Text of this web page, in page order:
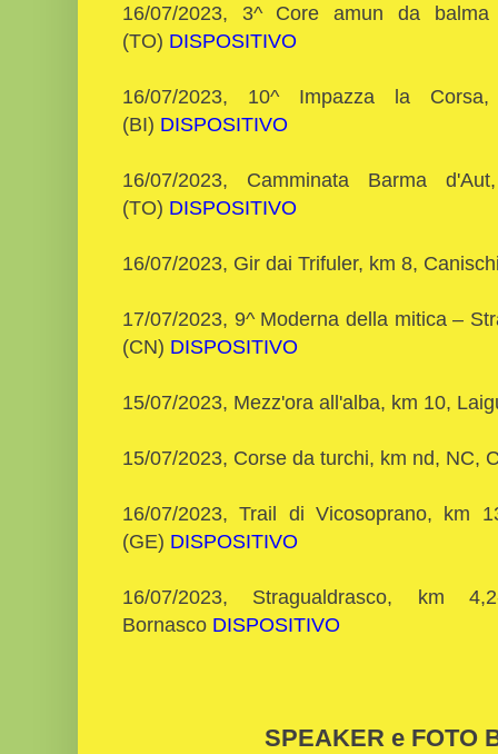
16/07/2023, 3^ Core amun da
(TO) DISPOSITIVO
16/07/2023, 10^ Impazza la
(BI) DISPOSITIVO
16/07/2023, Camminata Barma
(TO) DISPOSITIVO
16/07/2023, Gir dai Trifuler, km 8,
17/07/2023, 9^ Moderna della mitica –
(CN) DISPOSITIVO
15/07/2023, Mezz'ora all'alba, km 10,
15/07/2023, Corse da turchi, km nd, NC,
16/07/2023, Trail di Vicosoprano, km
(GE) DISPOSITIVO
16/07/2023, Stragualdrasco, km
Bornasco DISPOSITIVO
SPEAKER e FOTO